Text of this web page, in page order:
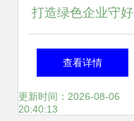
打造绿色企业守好
绿水青山——2023
年度我省国家级绿
查看详情
更新时间：2026-08-06
20:40:13